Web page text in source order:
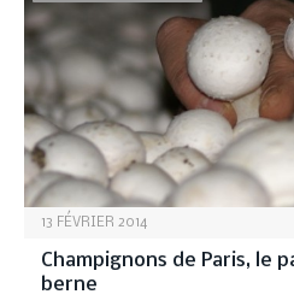
13 FÉVRIER 2014
Champignons de Paris, le
berne